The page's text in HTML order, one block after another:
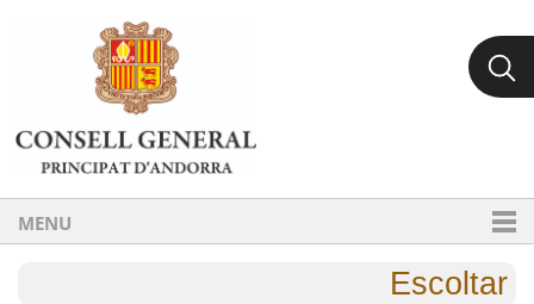
Ves al contingut.
Salta a la navegació
MENU
Escoltar